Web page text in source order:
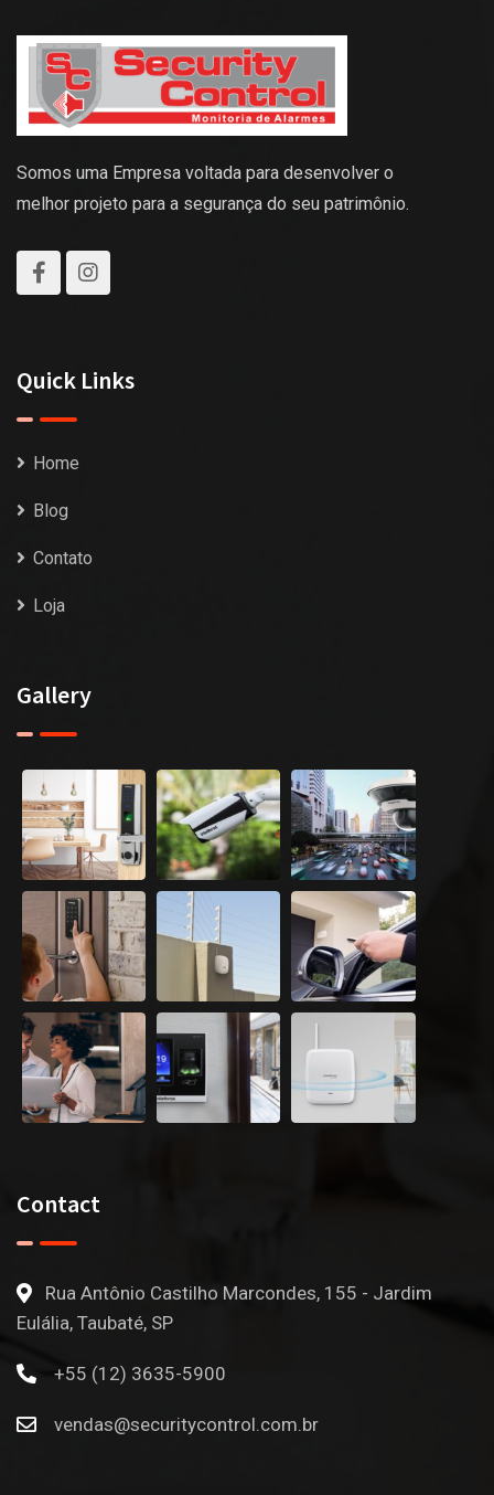
Somos uma Empresa voltada para desenvolver o
melhor projeto para a segurança do seu patrimônio.
Quick Links
Home
Blog
Contato
Loja
Gallery
Contact
Rua Antônio Castilho Marcondes, 155 - Jardim
Eulália, Taubaté, SP
+55 (12) 3635-5900
vendas@securitycontrol.com.br